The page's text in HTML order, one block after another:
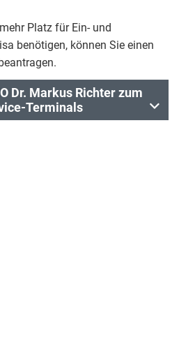
Platz für Ein- und
benötigen, können Sie einen
Dr. Markus Richter zum
Terminals